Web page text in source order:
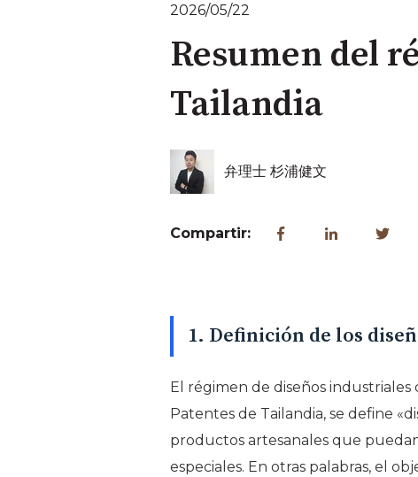
2026/05/22
Resumen del
Tailandia
弁理士 杉浦健文
Compartir:
1. Definición de los
El régimen de diseños industriales
Patentes de Tailandia, se define
productos artesanales que
especiales. En otras palabras, el